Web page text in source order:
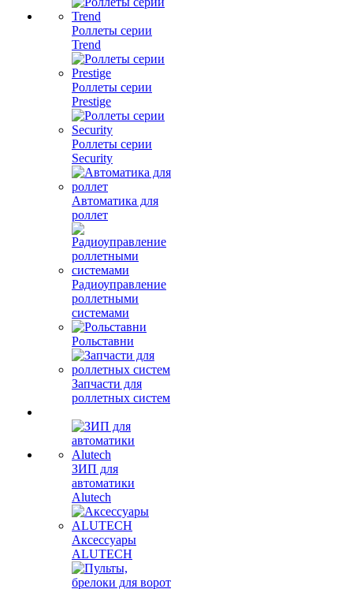
Роллеты серии
Trend
Роллеты серии
Prestige
Роллеты серии
Security
Автоматика для
роллет
Радиоуправление
роллетными
системами
Рольставни
Запчасти для
роллетных систем
ЗИП для
автоматики
Alutech
Аксессуары
ALUTECH